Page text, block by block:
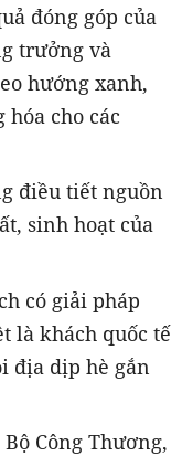
đóng góp của
trưởng và
hướng xanh,
cho các
điều tiết nguồn
sinh hoạt của
có giải pháp
là khách quốc tế
địa dịp hè gắn
Công Thương,